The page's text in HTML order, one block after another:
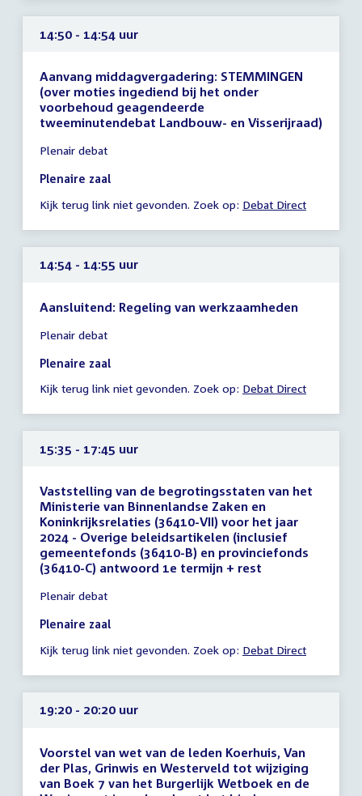
14:50 - 14:54 uur
Aanvang middagvergadering: STEMMINGEN
(over moties ingediend bij het onder
voorbehoud geagendeerde
tweeminutendebat Landbouw- en Visserijraad)
vergadering
14:50
14:54
Plenair debat
Plenaire zaal
Kijk terug link niet gevonden. Zoek op: Debat Direct
14:54 - 14:55 uur
Aansluitend: Regeling van werkzaamheden
vergadering
14:54
14:55
Plenair debat
Plenaire zaal
Kijk terug link niet gevonden. Zoek op: Debat Direct
15:35 - 17:45 uur
Vaststelling van de begrotingsstaten van het
Ministerie van Binnenlandse Zaken en
Koninkrijksrelaties (36410-VII) voor het jaar
2024 - Overige beleidsartikelen (inclusief
gemeentefonds (36410-B) en provinciefonds
(36410-C) antwoord 1e termijn + rest
vergadering
15:35
17:45
Plenair debat
Plenaire zaal
Kijk terug link niet gevonden. Zoek op: Debat Direct
19:20 - 20:20 uur
Voorstel van wet van de leden Koerhuis, Van
der Plas, Grinwis en Westerveld tot wijziging
van Boek 7 van het Burgerlijk Wetboek en de